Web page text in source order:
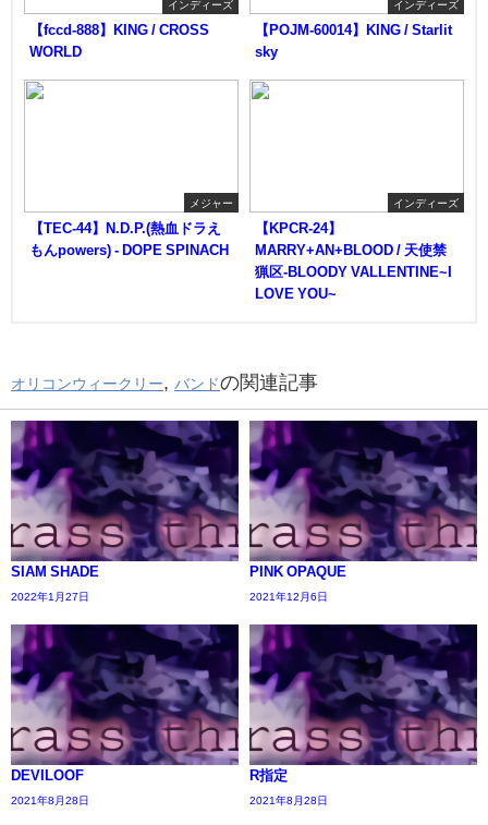
インディーズ
【fccd-888】KING / CROSS
WORLD
インディーズ
【POJM-60014】KING / Starlit
sky
メジャー
【TEC-44】N.D.P.(熱血ドラえ
もんpowers) - DOPE SPINACH
インディーズ
【KPCR-24】
MARRY+AN+BLOOD / 天使禁
猟区-BLOODY VALLENTINE~I
LOVE YOU~
オリコンウィークリー, バンドの関連記事
SIAM SHADE
2022年1月27日
PINK OPAQUE
2021年12月6日
DEVILOOF
2021年8月28日
R指定
2021年8月28日